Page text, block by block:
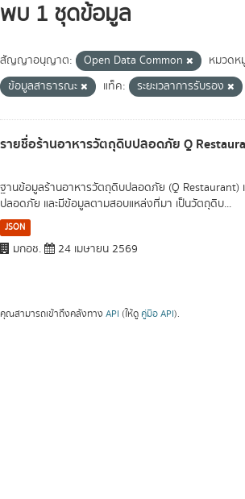
พบ 1 ชุดข้อมูล
สัญญาอนุญาต: Open Data Common
หมวดห
ข้อมูลสาธารณะ
แท็ค: ระยะเวลาการรับรอง
รายชื่อร้านอาหารวัตถุดิบปลอดภัย Q
ฐานข้อมูลร้านอาหารวัตถุดิบปลอดภัย (Q
ปลอดภัย และมีข้อมูลตามสอบแหล่งที่มา เป็นวัตถุดิบ...
JSON
มกอช. 24 เมษายน 2569
คุณสามารถเข้าถึงคลังทาง API (ให้ดู คู่มือ API).